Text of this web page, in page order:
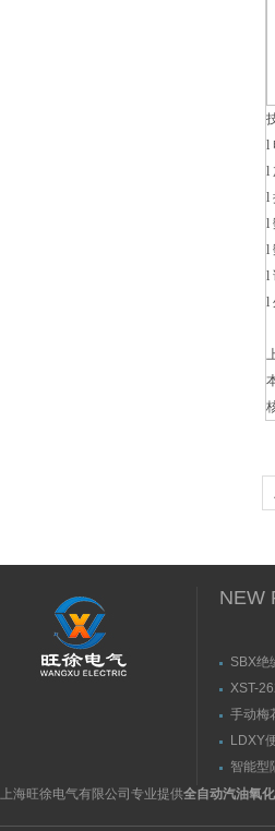
l
l
l
l
l
l
l
NEW
SBX绝
XST-
手动梅
（推拉
LDXY
（指）
智能型
紧力测
上海旺徐电气有限公司专业提供全自动汽油氧